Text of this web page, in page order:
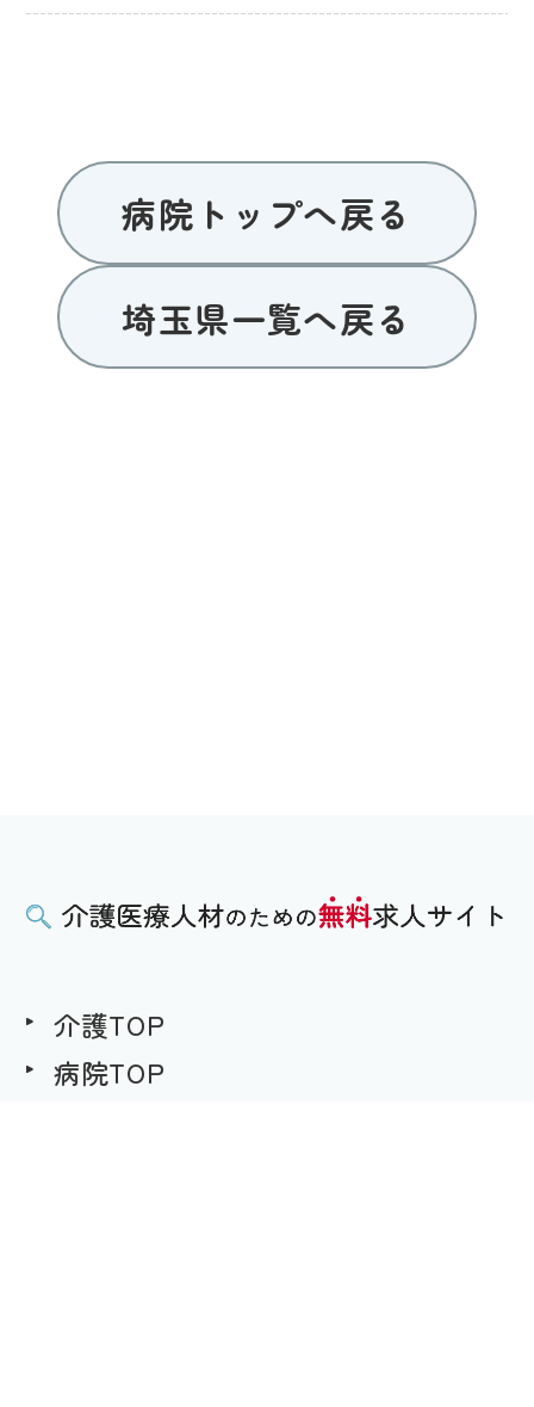
病院トップへ戻る
埼玉県一覧へ戻る
介護TOP
病院TOP